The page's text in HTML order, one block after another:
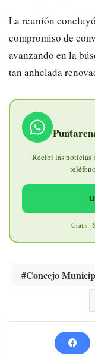
La reunión
compromiso de
avanzando en la
tan anhelada
Recibí las noticias
Gratis ·
Concejo